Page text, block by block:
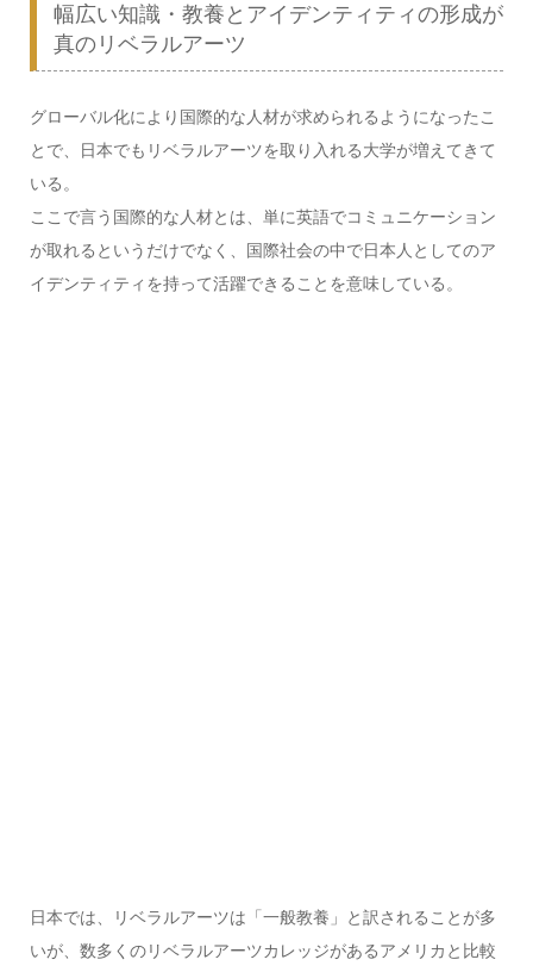
幅広い知識・教養とアイデンティティの形成が
真のリベラルアーツ
グローバル化により国際的な人材が求められるようになったこ
とで、日本でもリベラルアーツを取り入れる大学が増えてきて
いる。
ここで言う国際的な人材とは、単に英語でコミュニケーション
が取れるというだけでなく、国際社会の中で日本人としてのア
イデンティティを持って活躍できることを意味している。
日本では、リベラルアーツは「一般教養」と訳されることが多
いが、数多くのリベラルアーツカレッジがあるアメリカと比較